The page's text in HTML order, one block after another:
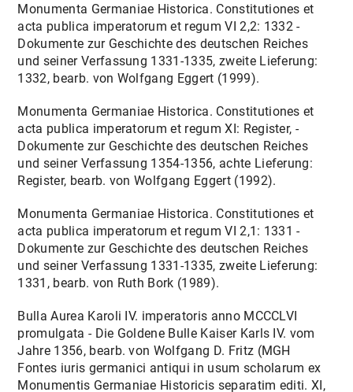
Monumenta Germaniae Historica. Constitutiones et
acta publica imperatorum et regum VI 2,2: 1332 -
Dokumente zur Geschichte des deutschen Reiches
und seiner Verfassung 1331-1335, zweite Lieferung:
1332, bearb. von Wolfgang Eggert (1999).
Monumenta Germaniae Historica. Constitutiones et
acta publica imperatorum et regum XI: Register, -
Dokumente zur Geschichte des deutschen Reiches
und seiner Verfassung 1354-1356, achte Lieferung:
Register, bearb. von Wolfgang Eggert (1992).
Monumenta Germaniae Historica. Constitutiones et
acta publica imperatorum et regum VI 2,1: 1331 -
Dokumente zur Geschichte des deutschen Reiches
und seiner Verfassung 1331-1335, zweite Lieferung:
1331, bearb. von Ruth Bork (1989).
Bulla Aurea Karoli IV. imperatoris anno MCCCLVI
promulgata - Die Goldene Bulle Kaiser Karls IV. vom
Jahre 1356, bearb. von Wolfgang D. Fritz (MGH
Fontes iuris germanici antiqui in usum scholarum ex
Monumentis Germaniae Historicis separatim editi. XI,